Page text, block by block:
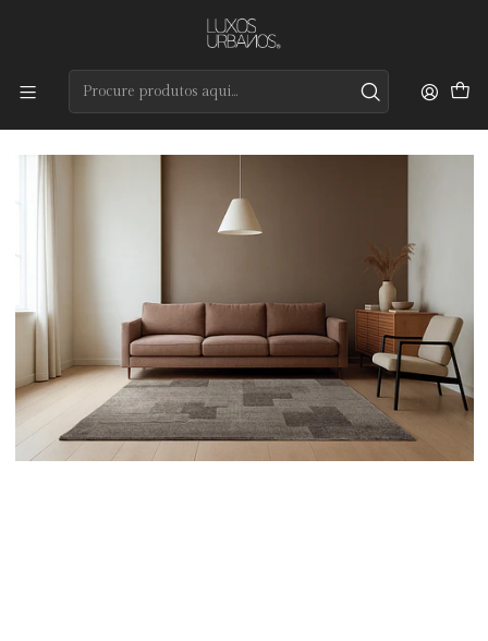
Preços de qualidade e entrega rápida